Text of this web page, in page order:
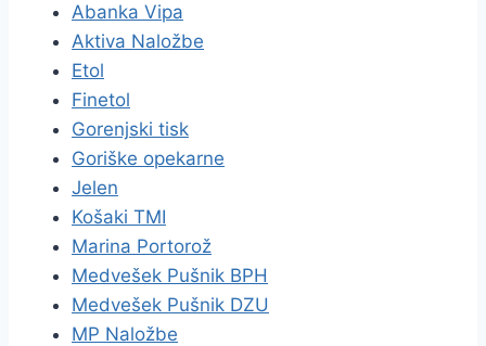
Abanka Vipa
Aktiva Naložbe
Etol
Finetol
Gorenjski tisk
Goriške opekarne
Jelen
Košaki TMI
Marina Portorož
Medvešek Pušnik BPH
Medvešek Pušnik DZU
MP Naložbe